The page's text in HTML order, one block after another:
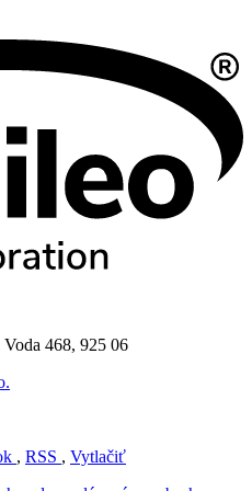
468, 925 06
, RSS , Vytlačiť